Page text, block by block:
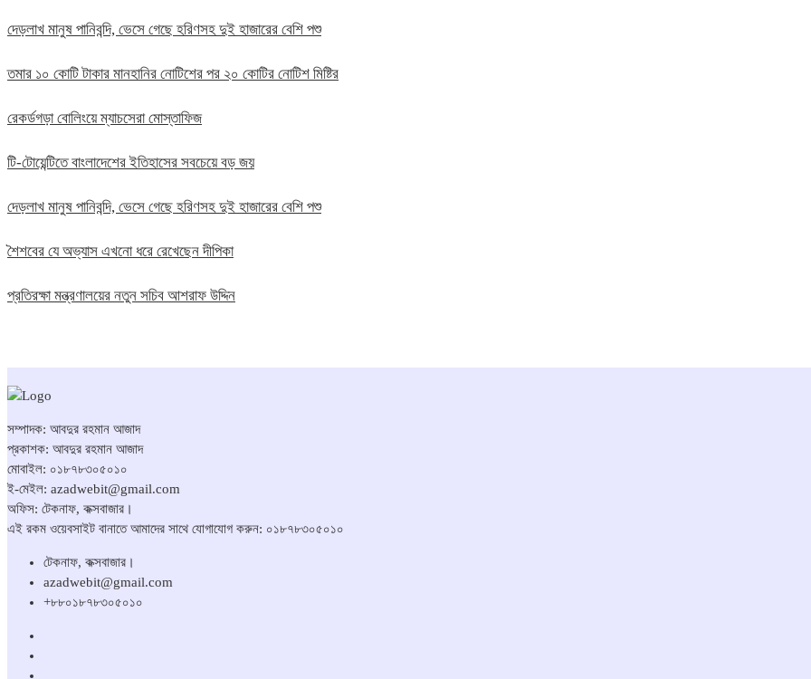
দেড়লাখ মানুষ পানিবন্দি, ভেসে গেছে হরিণসহ দুই হাজারের বেশি পশু
তমার ১০ কোটি টাকার মানহানির নোটিশের পর ২০ কোটির নোটিশ মিষ্টির
রেকর্ডগড়া বোলিংয়ে ম্যাচসেরা মোস্তাফিজ
টি-টোয়েন্টিতে বাংলাদেশের ইতিহাসের সবচেয়ে বড় জয়
দেড়লাখ মানুষ পানিবন্দি, ভেসে গেছে হরিণসহ দুই হাজারের বেশি পশু
শৈশবের যে অভ্যাস এখনো ধরে রেখেছেন দীপিকা
প্রতিরক্ষা মন্ত্রণালয়ের নতুন সচিব আশরাফ উদ্দিন
সম্পাদক: আবদুর রহমান আজাদ
প্রকাশক: আবদুর রহমান আজাদ
মোবাইল: ০১৮৭৮৩০৫০১০
ই-মেইল: azadwebit@gmail.com
অফিস: টেকনাফ, কক্সবাজার।
এই রকম ওয়েবসাইট বানাতে আমাদের সাথে যোগাযোগ করুন: ০১৮৭৮৩০৫০১০
টেকনাফ, কক্সবাজার।
azadwebit@gmail.com
+৮৮০১৮৭৮৩০৫০১০